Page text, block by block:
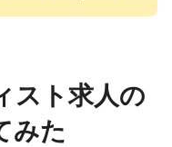
スト求人の
みた